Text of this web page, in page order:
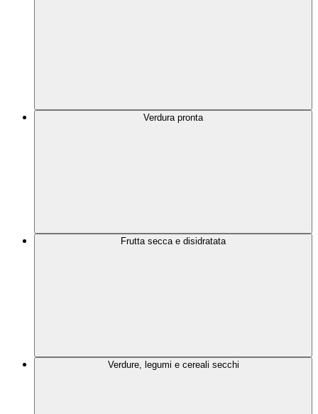
Verdura pronta
Frutta secca e disidratata
Verdure, legumi e cereali secchi